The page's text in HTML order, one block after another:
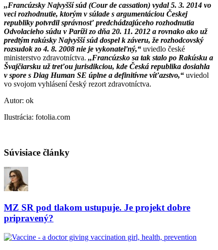
,,Francúzsky Najvyšší súd (Cour de cassation) vydal 5. 3. 2014 vo
veci rozhodnutie, ktorým v súlade s argumentáciou Českej
republiky potvrdil správnosť predchádzajúceho rozhodnutia
Odvolacieho súdu v Paríži zo dňa 20. 11. 2012 a rovnako ako už
predtým rakúsky Najvyšší súd dospel k záveru, že rozhodcovský
rozsudok zo 4. 8. 2008 nie je vykonateľný,“ uviedlo české
ministerstvo zdravotníctva. ,,Francúzsko sa tak stalo po Rakúsku a
Švajčiarsku už treťou jurisdikciou, kde Česká republika dosiahla
v spore s Diag Human SE úplne a definitívne víťazstvo,“ uviedol
vo svojom vyhlásení český rezort zdravotníctva.
Autor: ok
Ilustrácia: fotolia.com
Súvisiace články
MZ SR pod tlakom ustupuje. Je projekt dobre
pripravený?